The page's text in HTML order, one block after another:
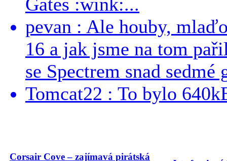
pevan : Ale houby,
16 a jak jsme na tom
se Spectrem snad sedmé
Tomcat22 : To bylo
Corsair Cove – zajímavá pirátská